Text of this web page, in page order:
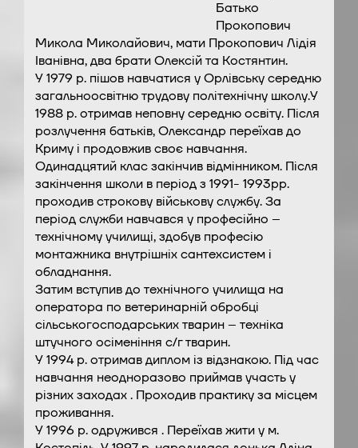
Батько
Прокопович
Микола Миколайович, мати Прокопович Лідія
Іванівна, два брати Олексій та Костянтин.
У 1979 р. пішов навчатися у Орлівську середню
загальноосвітню трудову політехнічну школу.У
1988 р. отримав неповну середню освіту. Після
розлучення батьків, Олександр переїхав до
Криму і продовжив своє навчання.
Одинадцятий клас закінчив відмінником. Після
закінчення школи в період з 1991- 1993рр.
проходив строкову військову службу. За
період служби навчався у професійно –
технічному училищі, здобув професію
монтажника внутрішніх сантехсистем і
обладнання.
Затим вступив до технічного училища на
оператора по ветеринарній обробці
сільськогосподарських тварин – техніка
штучного осіменіння с/г тварин.
У 1994 р. отримав диплом із відзнакою. Під час
навчання неодноразово приймав участь у
різних заходах . Проходив практику за місцем
проживання.
У 1996 р. одружився . Переїхав жити у м.